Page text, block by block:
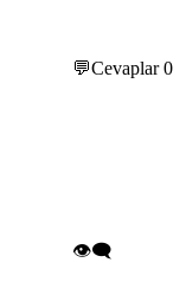
💬Cevaplar0
👁️‍🗨️